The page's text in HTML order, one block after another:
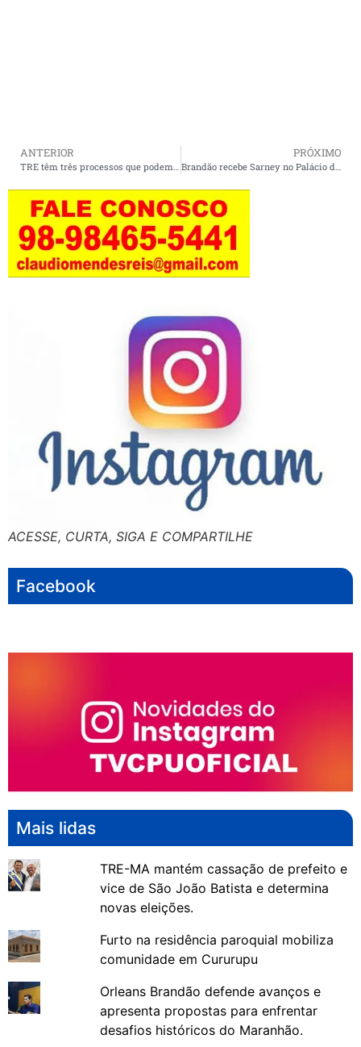
ANTERIOR PRÓXIMO
ACESSE, CURTA, SIGA E COMPARTILHE
Facebook
Mais lidas
TRE-MA mantém cassação de prefeito e
vice de São João Batista e determina
novas eleições.
Furto na residência paroquial mobiliza
comunidade em Cururupu
Orleans Brandão defende avanços e
apresenta propostas para enfrentar
desafios históricos do Maranhão.